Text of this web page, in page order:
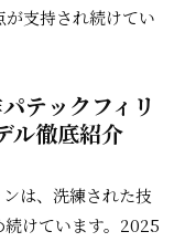
支持され続けてい
テックフィリ
ル徹底紹介
は、洗練された技
けています。2025